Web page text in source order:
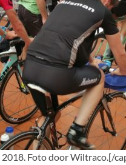
Foto door Wiltraco.[/